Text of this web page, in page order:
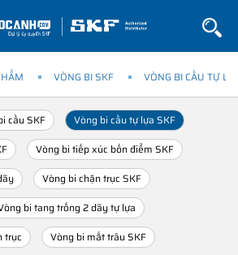
VÒNG BI SKF VÒNG BI CẦU TỰ
cầu SKF
Vòng bi cầu tự lựa SKF
Vòng bi tiếp xúc bốn điểm SKF
Vòng bi chặn trục SKF
bi tang trống 2 dãy tự lựa
trục
Vòng bi mắt trâu SKF